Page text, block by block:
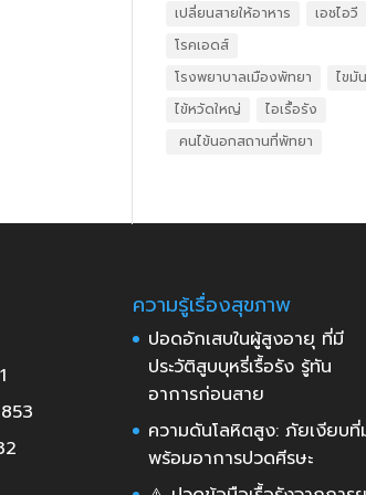
เปลี่ยนสายให้อาหาร
เอชไอวี
โรคเอดส์
โรงพยาบาลเมืองพัทยา
ไขมัน
ไข้หวัดใหญ่
ไอเรื้อรัง
​ คนไข้นอกสถานที่พัทยา
853
ความรู้เรื่องสุขภาพ
ปอดอักเสบในผู้สูงอายุ ที่มี
ประวัติสูบบุหรี่เรื้อรัง รู้ทัน
อาการก่อนสาย
ความดันโลหิตสูง: ภัยเงียบที่
พร้อมอาการปวดศีรษะ